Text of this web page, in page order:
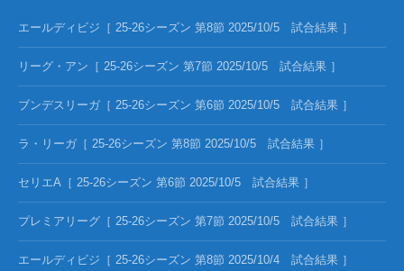
エールディビジ［ 25-26シーズン 第8節 2025/10/5 試合結果 ］
リーグ・アン［ 25-26シーズン 第7節 2025/10/5 試合結果 ］
ブンデスリーガ［ 25-26シーズン 第6節 2025/10/5 試合結果 ］
ラ・リーガ［ 25-26シーズン 第8節 2025/10/5 試合結果 ］
セリエA［ 25-26シーズン 第6節 2025/10/5 試合結果 ］
プレミアリーグ［ 25-26シーズン 第7節 2025/10/5 試合結果 ］
エールディビジ［ 25-26シーズン 第8節 2025/10/4 試合結果 ］